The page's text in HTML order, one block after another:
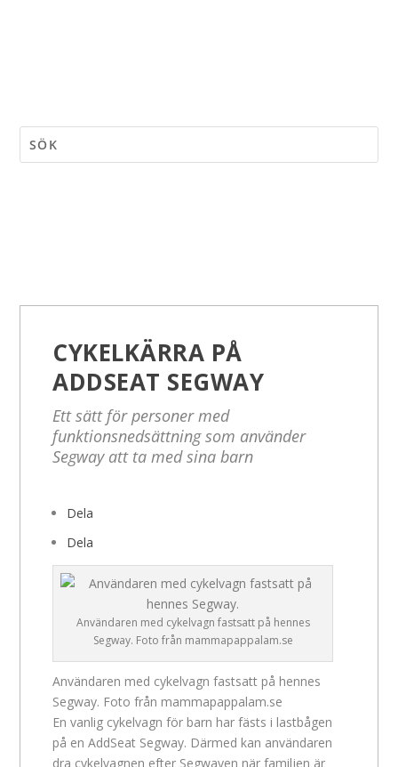
CYKELKÄRRA PÅ
ADDSEAT SEGWAY
Ett sätt för personer med
funktionsnedsättning som använder
Segway att ta med sina barn
Dela
Dela
Användaren med cykelvagn fastsatt på hennes
Segway. Foto från mammapappalam.se
Användaren med cykelvagn fastsatt på hennes
Segway. Foto från mammapappalam.se
En vanlig cykelvagn för barn har fästs i lastbågen
på en AddSeat Segway. Därmed kan användaren
dra cykelvagnen efter Segwayen när familjen är